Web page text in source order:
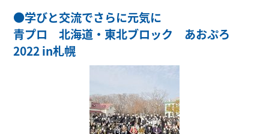
●学びと交流でさらに元気に
青プロ 北海道・東北ブロック あおぷろ
2022 in札幌